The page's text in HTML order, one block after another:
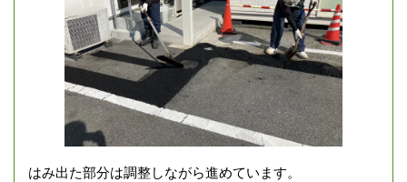
はみ出た部分は調整しながら進めています。